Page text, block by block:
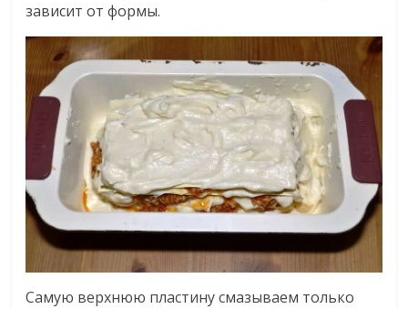
зависит от формы.
Самую верхнюю пластину смазываем только